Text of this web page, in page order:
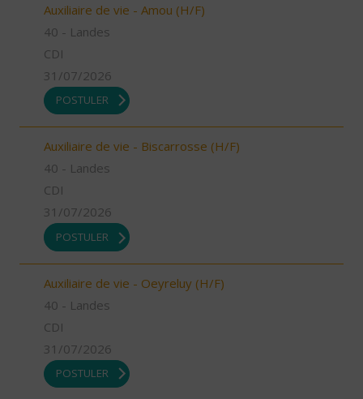
Auxiliaire de vie - Amou (H/F)
40 - Landes
CDI
31/07/2026
POSTULER
Auxiliaire de vie - Biscarrosse (H/F)
40 - Landes
CDI
31/07/2026
POSTULER
Auxiliaire de vie - Oeyreluy (H/F)
40 - Landes
CDI
31/07/2026
POSTULER